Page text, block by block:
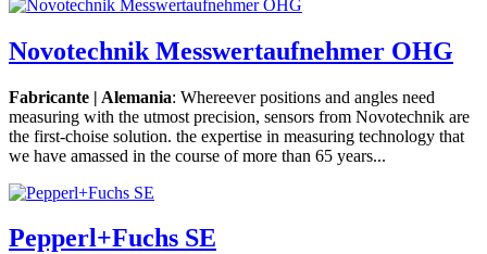
Novotechnik Messwertaufnehmer OHG
Fabricante | Alemania: Whereever positions and angles need
measuring with the utmost precision, sensors from Novotechnik are
the first-choise solution. the expertise in measuring technology that
we have amassed in the course of more than 65 years...
Pepperl+Fuchs SE